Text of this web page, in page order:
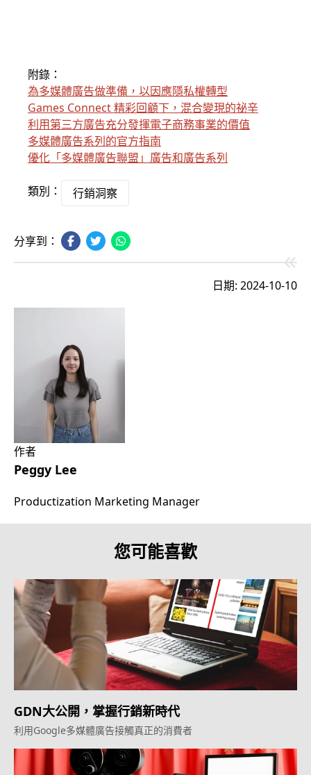
附錄：
為多媒體廣告做準備，以因應隱私權轉型
Games Connect 精彩回顧下，混合變現的祕辛
利用第三方廣告充分發揮電子商務事業的價值
多媒體廣告系列的官方指南
優化「多媒體廣告聯盟」廣告和廣告系列
類別： 行銷洞察
分享到：
日期: 2024-10-10
作者
Peggy Lee
Productization Marketing Manager
您可能喜歡
GDN大公開，掌握行銷新時代
利用Google多媒體廣告接觸真正的消費者